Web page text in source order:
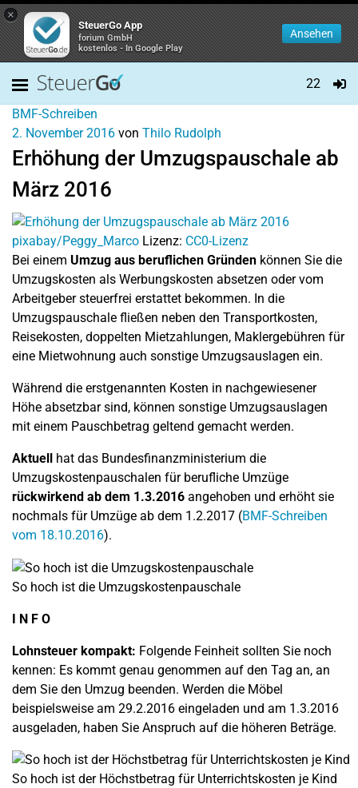
×
SteuerGo App
forium GmbH
kostenlos - In Google Play
Ansehen
22
BMF-Schreiben
2. November 2016 von Thilo Rudolph
Erhöhung der Umzugspauschale ab
März 2016
pixabay/Peggy_Marco Lizenz: CC0-Lizenz
Bei einem Umzug aus beruflichen Gründen können Sie die
Umzugskosten als Werbungskosten absetzen oder vom
Arbeitgeber steuerfrei erstattet bekommen. In die
Umzugspauschale fließen neben den Transportkosten,
Reisekosten, doppelten Mietzahlungen, Maklergebühren für
eine Mietwohnung auch sonstige Umzugsauslagen ein.
Während die erstgenannten Kosten in nachgewiesener
Höhe absetzbar sind, können sonstige Umzugsauslagen
mit einem Pauschbetrag geltend gemacht werden.
Aktuell hat das Bundesfinanzministerium die
Umzugskostenpauschalen für berufliche Umzüge
rückwirkend ab dem 1.3.2016 angehoben und erhöht sie
nochmals für Umzüge ab dem 1.2.2017 (BMF-Schreiben
vom 18.10.2016).
So hoch ist die Umzugskostenpauschale
I N F O
Lohnsteuer kompakt: Folgende Feinheit sollten Sie noch
kennen: Es kommt genau genommen auf den Tag an, an
dem Sie den Umzug beenden. Werden die Möbel
beispielsweise am 29.2.2016 eingeladen und am 1.3.2016
ausgeladen, haben Sie Anspruch auf die höheren Beträge.
So hoch ist der Höchstbetrag für Unterrichtskosten je Kind